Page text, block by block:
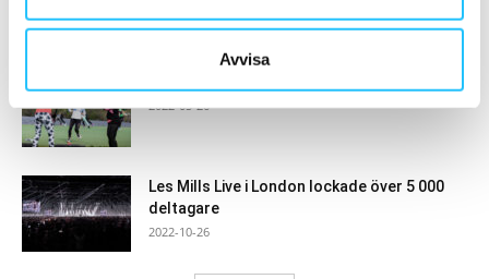
Avvisa
skörda...
2022-05-26
Les Mills Live i London lockade över 5 000
deltagare
2022-10-26